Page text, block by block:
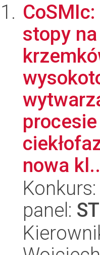
CoSMIc:
stopy
nowa
Konkurs:
panel: